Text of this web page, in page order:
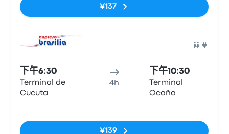
¥137
下午6:30
Terminal de
Cucuta
4h
下午10:30
Terminal
Ocaña
¥139